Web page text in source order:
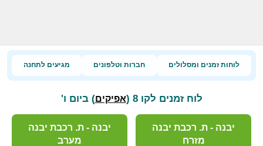
לוחות זמנים ומסלולים חברות וטלפונים מגיעים לתחנה
לוח זמנים לקו 8 ( אפיקים) ביום ו'
יבנה - ת. רכבת יבנה
מזרח
יבנה - ת. רכבת יבנה
מערב